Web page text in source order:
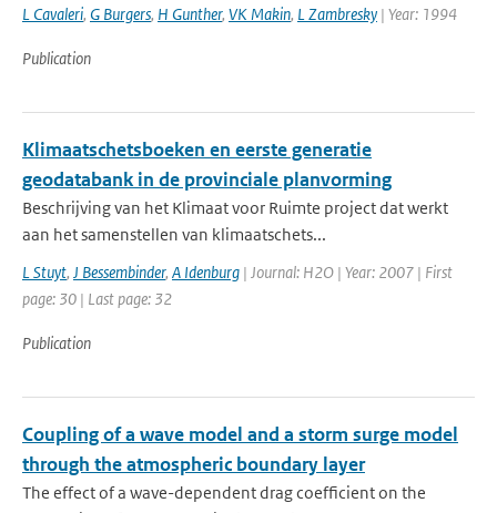
L Cavaleri, G Burgers, H Gunther, VK Makin, L Zambresky | Year: 1994
Publication
Klimaatschetsboeken en eerste generatie
geodatabank in de provinciale planvorming
Beschrijving van het Klimaat voor Ruimte project dat werkt
aan het samenstellen van klimaatschets...
L Stuyt, J Bessembinder, A Idenburg | Journal: H2O | Year: 2007 | First
page: 30 | Last page: 32
Publication
Coupling of a wave model and a storm surge model
through the atmospheric boundary layer
The effect of a wave-dependent drag coefficient on the